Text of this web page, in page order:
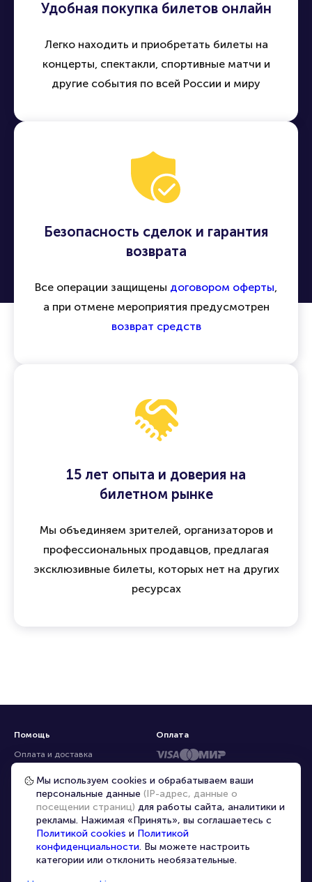
Удобная покупка билетов онлайн
Легко находить и приобретать билеты на
концерты, спектакли, спортивные матчи и
другие события по всей России и миру
Безопасность сделок и гарантия
возврата
Все операции защищены договором оферты,
а при отмене мероприятия предусмотрен
возврат средств
15 лет опыта и доверия на
билетном рынке
Мы объединяем зрителей, организаторов и
профессиональных продавцов, предлагая
эксклюзивные билеты, которых нет на других
ресурсах
Помощь
Оплата и доставка
Частые вопросы
Перепродажа билетов
Организаторам
Корпоративным клиентам
VIP-билеты
Оплата
Мы используем cookies и обрабатываем ваши
персональные данные (IP-адрес, данные о
посещении страниц) для работы сайта, аналитики и
рекламы. Нажимая «Принять», вы соглашаетесь с
Политикой cookies и Политикой
конфиденциальности. Вы можете настроить
категории или отклонить необязательные.